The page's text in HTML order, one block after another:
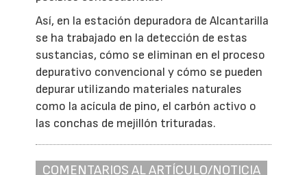
Así, en la estación depuradora de Alcantarilla
se ha trabajado en la detección de estas
sustancias, cómo se eliminan en el proceso
depurativo convencional y cómo se pueden
depurar utilizando materiales naturales
como la acícula de pino, el carbón activo o
las conchas de mejillón trituradas.
COMENTARIOS AL ARTÍCULO/NOTICIA